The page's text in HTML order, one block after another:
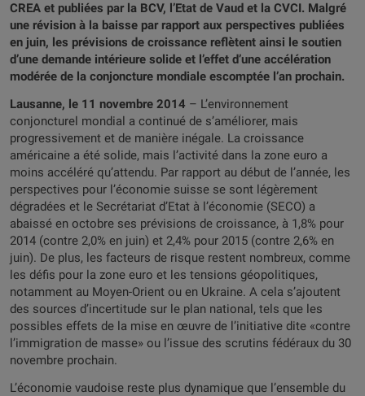
CREA et publiées par la BCV, l’Etat de Vaud et la CVCI. Malgré
une révision à la baisse par rapport aux perspectives publiées
en juin, les prévisions de croissance reflètent ainsi le soutien
d’une demande intérieure solide et l’effet d’une accélération
modérée de la conjoncture mondiale escomptée l’an prochain.
Lausanne, le 11 novembre 2014 – L’environnement
conjoncturel mondial a continué de s’améliorer, mais
progressivement et de manière inégale. La croissance
américaine a été solide, mais l’activité dans la zone euro a
moins accéléré qu’attendu. Par rapport au début de l’année, les
perspectives pour l’économie suisse se sont légèrement
dégradées et le Secrétariat d’Etat à l’économie (SECO) a
abaissé en octobre ses prévisions de croissance, à 1,8% pour
2014 (contre 2,0% en juin) et 2,4% pour 2015 (contre 2,6% en
juin). De plus, les facteurs de risque restent nombreux, comme
les défis pour la zone euro et les tensions géopolitiques,
notamment au Moyen-Orient ou en Ukraine. A cela s’ajoutent
des sources d’incertitude sur le plan national, tels que les
possibles effets de la mise en œuvre de l’initiative dite «contre
l’immigration de masse» ou l’issue des scrutins fédéraux du 30
novembre prochain.
L’économie vaudoise reste plus dynamique que l’ensemble du